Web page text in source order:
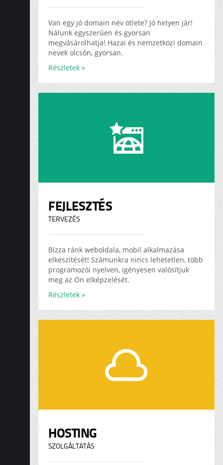
Van egy jó domain név ötlete? Jó helyen jár!
Nálunk egyszerűen és gyorsan
megvásárolhatja! Hazai és nemzetközi domain
nevek olcsón, gyorsan.
Részletek »
FEJLESZTÉS
TERVEZÉS
Bízza ránk weboldala, mobil alkalmazása
elkészítését! Számunkra nincs lehetetlen, több
programozói nyelven, igényesen valósítjuk
meg az Ön elképzelését.
Részletek »
HOSTING
SZOLGÁLTATÁS